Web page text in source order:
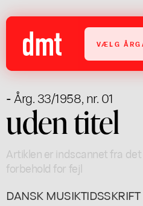
VÆLG
- Årg. 33/1958, nr. 01
uden titel
Artiklen er indscannet fra
forbehold for fejl
DANSK